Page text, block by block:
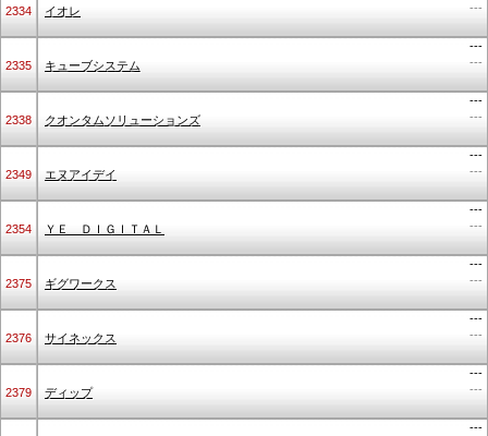
2334 イオレ
---
2335 キューブシステム
---
---
2338 クオンタムソリューションズ
---
---
2349 エヌアイデイ
---
---
2354 ＹＥ ＤＩＧＩＴＡＬ
---
---
2375 ギグワークス
---
---
2376 サイネックス
---
---
2379 ディップ
---
---
---